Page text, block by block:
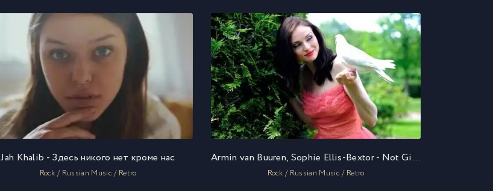
Jah Khalib - Здесь никого нет кроме нас
Rock / Russian Music / Retro
Armin van Buuren, Sophie Ellis-Bextor - Not Giving Up On Love
Rock / Russian Music / Retro